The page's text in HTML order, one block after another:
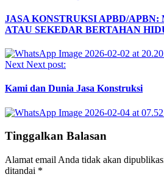
JASA KONSTRUKSI APBD/
ATAU SEKEDAR BERTAHAN
Next Next post:
Kami dan Dunia Jasa Konstruksi
Tinggalkan Balasan
Alamat email Anda tidak akan
ditandai *